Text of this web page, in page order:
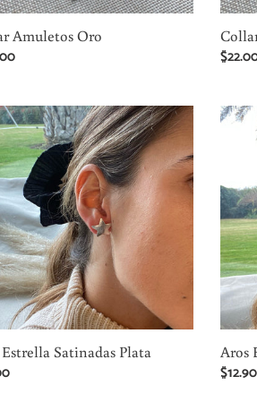
Amuletos Oro
Precio
Satinadas Plata
Aros
Aros
Precio